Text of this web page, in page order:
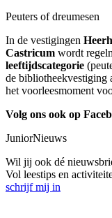
Peuters of dreumesen
In de vestigingen
Castricum wordt
leeftijdscategorie
de bibliotheekvestiging
het voorleesmoment
Volg ons ook op
JuniorNieuws
Wil jij ook dé
Vol leestips en
schrijf mij in